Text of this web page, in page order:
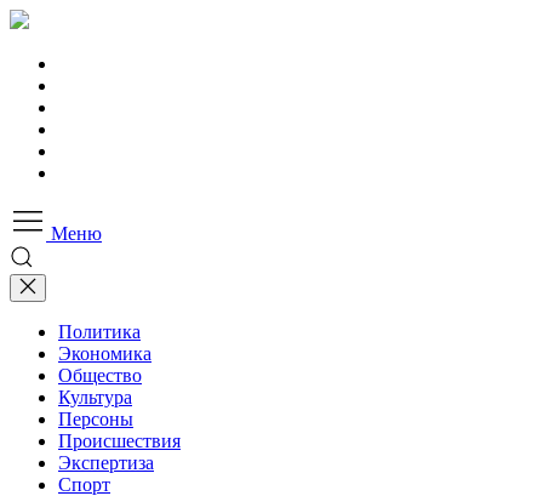
Меню
Политика
Экономика
Общество
Культура
Персоны
Происшествия
Экспертиза
Спорт